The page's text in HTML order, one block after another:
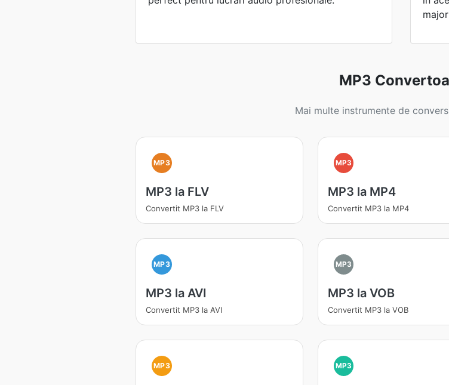
MP3
Mai multe instrumente de
MP3
MP3 la FLV
Convertit MP3 la FLV
MP3
MP3 la MP4
Convertit MP3 la MP4
MP3
MP3 la AVI
Convertit MP3 la AVI
MP3
MP3 la VOB
Convertit MP3 la VOB
MP3 MP3